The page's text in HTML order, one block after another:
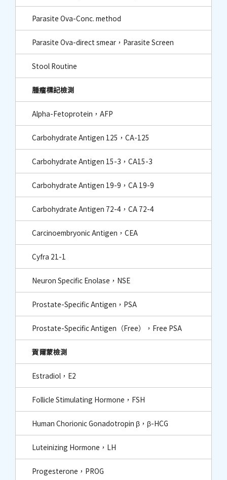
Parasite Ova-Conc. method
Parasite Ova-direct smear，Parasite Screen
Stool Routine
腫瘤標記檢測
Alpha-Fetoprotein，AFP
Carbohydrate Antigen 125，CA-125
Carbohydrate Antigen 15-3，CA15-3
Carbohydrate Antigen 19-9，CA 19-9
Carbohydrate Antigen 72-4，CA 72-4
Carcinoembryonic Antigen，CEA​
Cyfra 21-1
Neuron Specific Enolase，NSE
Prostate-Specific Antigen，PSA
Prostate-Specific Antigen（Free），Free PSA
賀爾蒙檢測
Estradiol，E2
Follicle Stimulating Hormone，FSH
Human Chorionic Gonadotropin β，β-HCG
Luteinizing Hormone，LH
Progesterone，PROG